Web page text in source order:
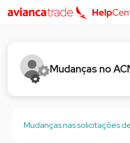
Mudanças no
Mudanças nas solicitações